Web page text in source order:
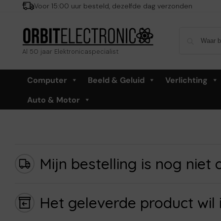
Voor 15:00 uur besteld, dezelfde dag verzonden
Al 50 jaar Elektronicaspecialist
Computer Beeld & Geluid Verlichting
Auto & Motor
Mijn bestelling is nog niet
Het geleverde product wil